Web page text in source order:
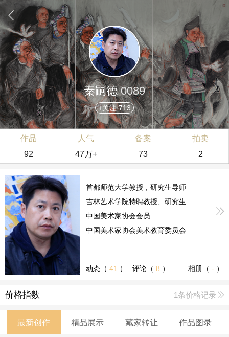
秦嗣德0089
+关注 713
作品
92
人气
47万+
备案
73
拍卖
2
首都师范大学教授，研究生导师
吉林艺术学院特聘教授、研究生导师
中国美术家协会会员
中国美术家协会美术教育委员会委员
动态（ 41 ） 评论（ 8 ） 相册（ - ）
价格指数 1条价格记录
最新创作 精品展示 藏家转让 作品图录